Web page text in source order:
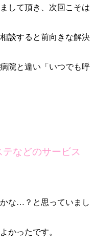
して頂き、次回こそは
談すると前向きな解決
院と違い「いつでも呼
などのサービス
な…？と思っていまし
かったです。